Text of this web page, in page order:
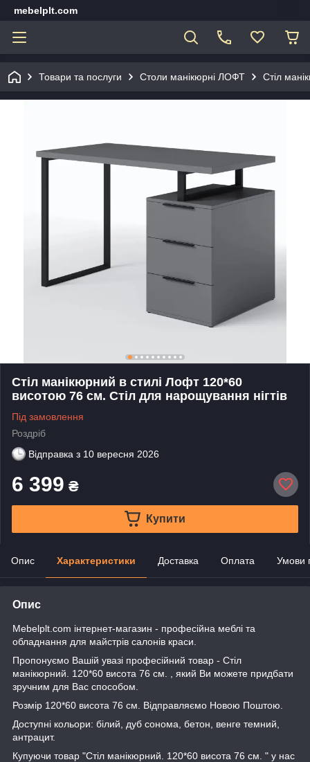
mebelplt.com
Товари та послуги Столи манікюрні ЛОФТ Стіл
Стіл манікюрний в стилі Лофт 120*60
висотою 76 см. Стіл для нарощування нігтів
Під замовлення
Роздріб
Відправка з 10 вересня 2026
6 399 ₴
Купити
Опис Характеристики Доставка Оплата Умови
Опис
Mebelplt.com інтернет-магазин - професійна меблі та
обладнання для майстрів салонів краси.
Пропонуємо Вашій увазі професійний товар - Стіл
манікюрний. 120*60 висота 76 см. , який Ви можете придбати
зручним для Вас способом.
Розмір 120*60 висота 76 см. Відправляємо Новою Поштою.
Доступні кольори: білий, дуб сонома, бетон, венге темний,
антрацит.
Купуючи товар "Стіл манікюрний. 120*60 висота 76 см. " у нас